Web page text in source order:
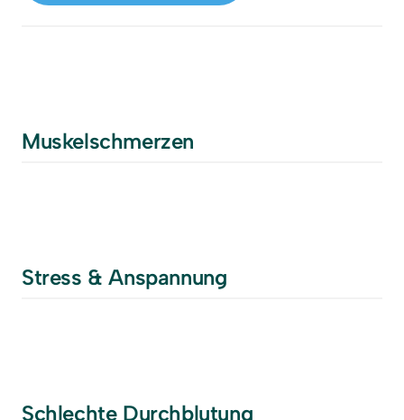
Muskelschmerzen
Stress & Anspannung
Schlechte Durchblutung